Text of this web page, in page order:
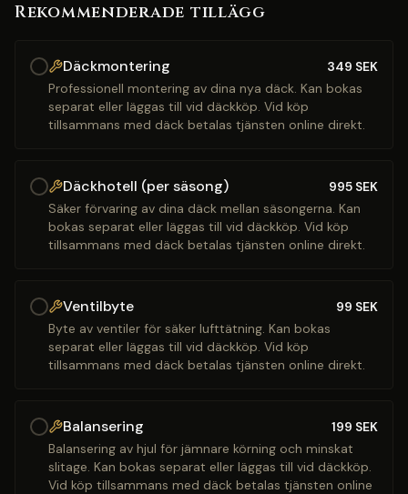
Rekommenderade tillägg
Däckmontering 349 SEK
Professionell montering av dina nya däck. Kan bokas
separat eller läggas till vid däckköp. Vid köp
tillsammans med däck betalas tjänsten online direkt.
Däckhotell (per säsong) 995 SEK
Säker förvaring av dina däck mellan säsongerna. Kan
bokas separat eller läggas till vid däckköp. Vid köp
tillsammans med däck betalas tjänsten online direkt.
Ventilbyte 99 SEK
Byte av ventiler för säker lufttätning. Kan bokas
separat eller läggas till vid däckköp. Vid köp
tillsammans med däck betalas tjänsten online direkt.
Balansering 199 SEK
Balansering av hjul för jämnare körning och minskat
slitage. Kan bokas separat eller läggas till vid däckköp.
Vid köp tillsammans med däck betalas tjänsten online